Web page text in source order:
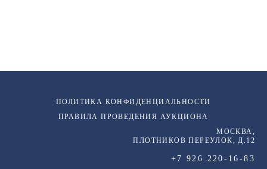
ПОЛИТИКА КОНФИДЕНЦИАЛЬНОСТИ
ПРАВИЛА ПРОВЕДЕНИЯ АУКЦИОНА
МОСКВА,
ПЛОТНИКОВ ПЕРЕУЛОК, Д.12
+7 926 220-16-83